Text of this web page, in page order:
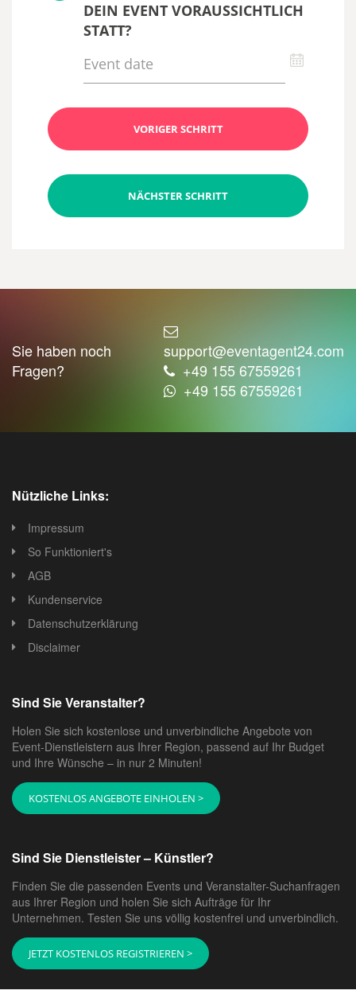
DEIN EVENT VORAUSSICHTLICH
STATT?
VORIGER SCHRITT
NÄCHSTER SCHRITT
Sie haben noch
Fragen?
support@eventagent24.com
+49 155 67559261
+49 155 67559261
Nützliche Links:
Impressum
So Funktioniert's
AGB
Kundenservice
Datenschutzerklärung
Disclaimer
Sind Sie Veranstalter?
Holen Sie sich kostenlose und unverbindliche Angebote von
Event-Dienstleistern aus Ihrer Region, passend auf Ihr Budget
und Ihre Wünsche – in nur 2 Minuten!
KOSTENLOS ANGEBOTE EINHOLEN >
Sind Sie Dienstleister – Künstler?
Finden Sie die passenden Events und Veranstalter-Suchanfragen
aus Ihrer Region und holen Sie sich Aufträge für Ihr
Unternehmen. Testen Sie uns völlig kostenfrei und unverbindlich.
JETZT KOSTENLOS REGISTRIEREN >